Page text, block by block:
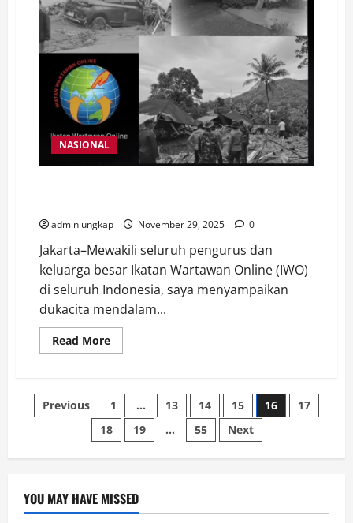
NASIONAL
admin ungkap November 29, 2025 0
Jakarta–Mewakili seluruh pengurus dan
keluarga besar Ikatan Wartawan Online (IWO)
di seluruh Indonesia, saya menyampaikan
dukacita mendalam...
Read MoreRead
more
Duka
Cita
dan
Imbau
Pengurus
Sumatera
Akurat
Soal
Bencana
Paginasi
Previous 1 … 13 14 15 16
17
18
19 … 55 Next
YOU MAY HAVE MISSED
Post